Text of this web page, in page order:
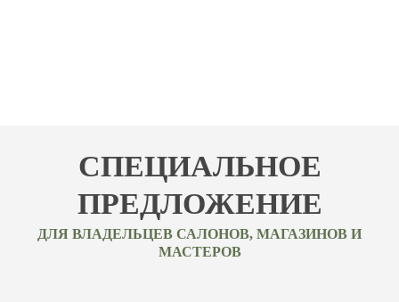
СПЕЦИАЛЬНОЕ
ПРЕДЛОЖЕНИЕ
ДЛЯ ВЛАДЕЛЬЦЕВ САЛОНОВ, МАГАЗИНОВ И
МАСТЕРОВ